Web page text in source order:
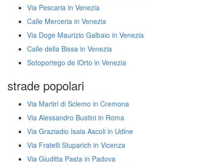
Via Pescaria in Venezia
Calle Merceria in Venezia
Via Doge Maurizio Galbaio in Venezia
Calle della Bissa in Venezia
Sotoportego de lOrto in Venezia
strade popolari
Via Martiri di Sclemo in Cremona
Via Alessandro Bustini in Roma
Via Graziadio Isaia Ascoli in Udine
Via Fratelli Stuparich in Vicenza
Via Giuditta Pasta in Padova